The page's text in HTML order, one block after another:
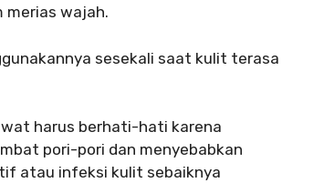
merias wajah.
sesekali saat kulit terasa
harus berhati-hati karena
pori-pori dan menyebabkan
atau infeksi kulit sebaiknya